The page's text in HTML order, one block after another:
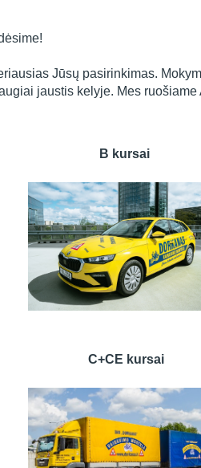
Jūsų pasirinkimas.
jaustis kelyje. Mes
B kursai
C+CE kursai